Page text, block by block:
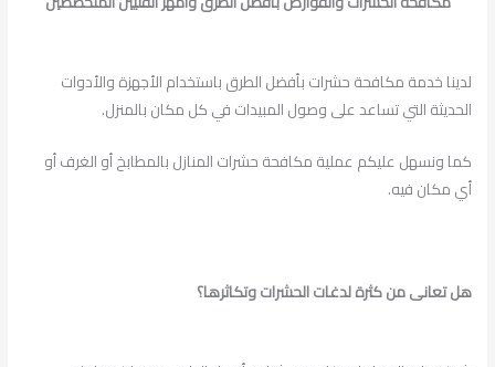
لدينا خدمة مكافحة حشرات بأفضل الطرق باستخدام الأجهزة والأدوات
الحديثة التي تساعد على وصول المبيدات في كل مكان بالمنزل.
كما ونسهل عليكم عملية مكافحة حشرات المنازل بالمطابخ أو الغرف أو
أي مكان فيه.
هل تعانى من كثرة لدغات الحشرات وتكاثرها؟